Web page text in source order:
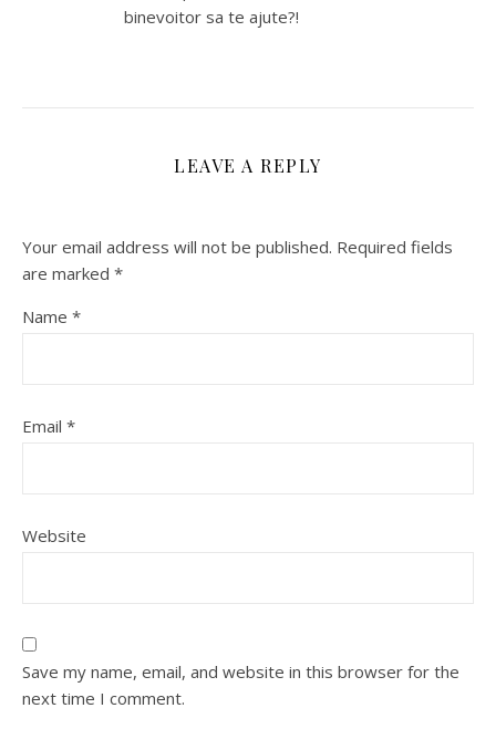
binevoitor sa te ajute?!
LEAVE A REPLY
Your email address will not be published. Required fields
are marked *
Name *
Email *
Website
Save my name, email, and website in this browser for the
next time I comment.